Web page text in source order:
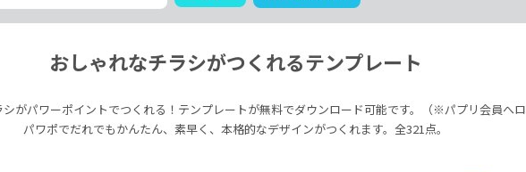
おしゃれなチラシがつくれるテンプレート
がパワーポイントでつくれる！テンプレートが無料でダウンロード可能です。（※パプリ会員へロ
パワポでだれでもかんたん、素早く、本格的なデザインがつくれます。全321点。